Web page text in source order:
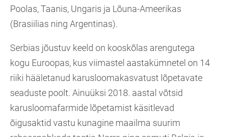
Poolas, Taanis, Ungaris ja Lõuna-Ameerikas
(Brasiilias ning Argentinas).
Serbias jõustuv keeld on kooskõlas arengutega
kogu Euroopas, kus viimastel aastakümnetel on 14
riiki hääletanud karusloomakasvatust lõpetavate
seaduste poolt. Ainuüksi 2018. aastal võtsid
karusloomafarmide lõpetamist käsitlevad
õigusaktid vastu kunagine maailma suurim